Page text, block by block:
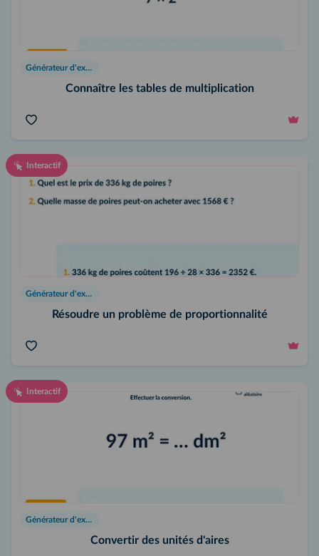
Générateur d'exercices
Connaître les tables de multiplication
Interactif
Générateur d'exercices
Résoudre un problème de proportionnalité
Interactif
Générateur d'exercices
Convertir des unités d'aires